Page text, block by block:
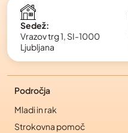
Sedež:
Vrazov trg 1, SI-1000
Ljubljana
Področja
Mladi in rak
Strokovna pomoč